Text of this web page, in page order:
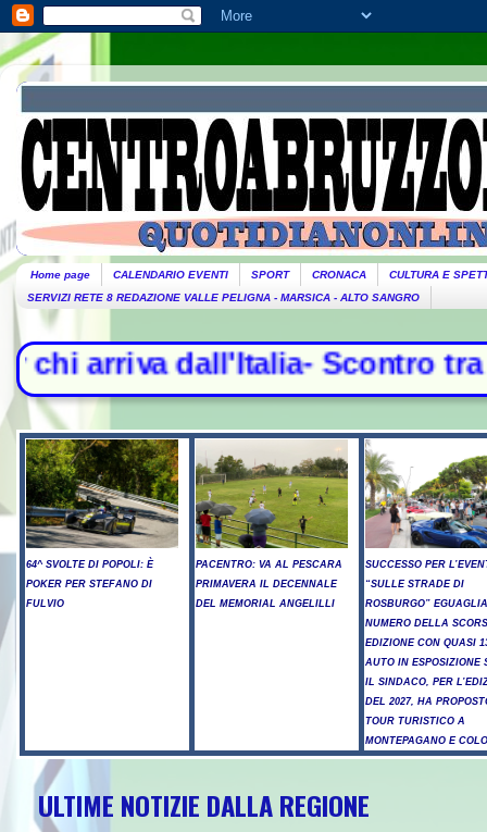
Home page CALENDARIO EVENTI SPORT CRONACA
CULTURA E
SERVIZI RETE 8 REDAZIONE VALLE PELIGNA - MARSICA - ALTO SANGRO
Scontro tra
64^ SVOLTE DI POPOLI: È
POKER PER STEFANO DI
FULVIO
PACENTRO: VA AL PESCARA
PRIMAVERA IL DECENNALE
DEL MEMORIAL ANGELILLI
SUCCESSO PER
“SULLE STRADE DI
ROSBURGO”
NUMERO DELLA
EDIZIONE CON QUASI
AUTO IN ESPOSIZIONE
IL SINDACO, PER
DEL 2027, HA
TOUR TURISTICO A
MONTEPAGANO E
ULTIME NOTIZIE DALLA REGIONE